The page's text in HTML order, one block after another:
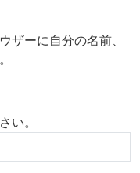
ザーに自分の名前、
い。